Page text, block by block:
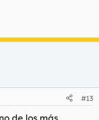
#13
de los más